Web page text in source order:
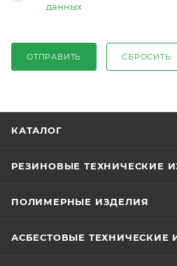
данных
ОТПРАВИТЬ СБРОСИТЬ
КАТАЛОГ
РЕЗИНОВЫЕ ТЕХНИЧЕСКИЕ
ПОЛИМЕРНЫЕ ИЗДЕЛИЯ
АСБЕСТОВЫЕ ТЕХНИЧЕСКИЕ